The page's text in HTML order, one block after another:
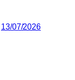
13/07/2026